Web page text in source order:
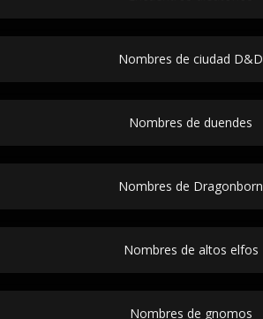
Nombres de ciudad D&D
Nombres de duendes
Nombres de Dragonborn
Nombres de altos elfos
Nombres de gnomos